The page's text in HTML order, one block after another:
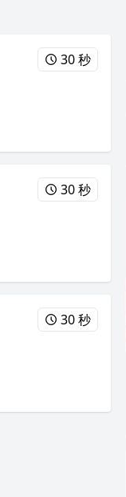
30 秒
30 秒
30 秒